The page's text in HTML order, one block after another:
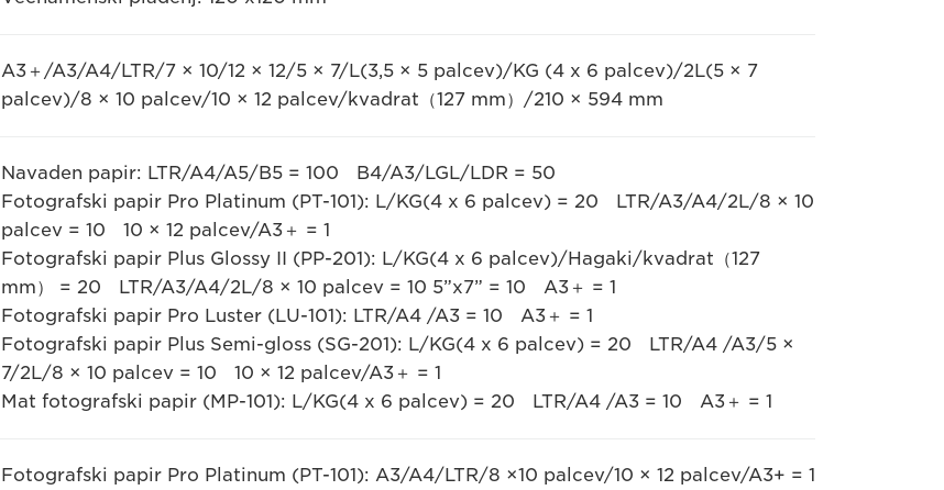
A3＋/A3/A4/LTR/7 × 10/12 × 12/5 × 7/L(3,5 × 5 palcev)/KG (4 x 6 palcev)/2L(5 × 7
palcev)/8 × 10 palcev/10 × 12 palcev/kvadrat（127 mm）/210 × 594 mm
Navaden papir: LTR/A4/A5/B5 = 100 B4/A3/LGL/LDR = 50
Fotografski papir Pro Platinum (PT-101): L/KG(4 x 6 palcev) = 20 LTR/A3/A4/2L/8 × 10
palcev = 10 10 × 12 palcev/A3＋ = 1
Fotografski papir Plus Glossy II (PP-201): L/KG(4 x 6 palcev)/Hagaki/kvadrat（127
mm） = 20 LTR/A3/A4/2L/8 × 10 palcev = 10 5”x7” = 10 A3＋ = 1
Fotografski papir Pro Luster (LU-101): LTR/A4 /A3 = 10 A3＋ = 1
Fotografski papir Plus Semi-gloss (SG-201): L/KG(4 x 6 palcev) = 20 LTR/A4 /A3/5 ×
7/2L/8 × 10 palcev = 10 10 × 12 palcev/A3＋ = 1
Mat fotografski papir (MP-101): L/KG(4 x 6 palcev) = 20 LTR/A4 /A3 = 10 A3＋ = 1
Fotografski papir Pro Platinum (PT-101): A3/A4/LTR/8 ×10 palcev/10 × 12 palcev/A3+ = 1